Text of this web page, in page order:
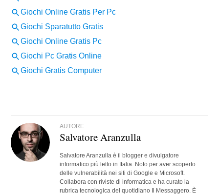
AUTORE
Salvatore Aranzulla
Salvatore Aranzulla è il blogger e divulgatore
informatico più letto in Italia. Noto per aver scoperto
delle vulnerabilità nei siti di Google e Microsoft.
Collabora con riviste di informatica e ha curato la
rubrica tecnologica del quotidiano Il Messaggero. È